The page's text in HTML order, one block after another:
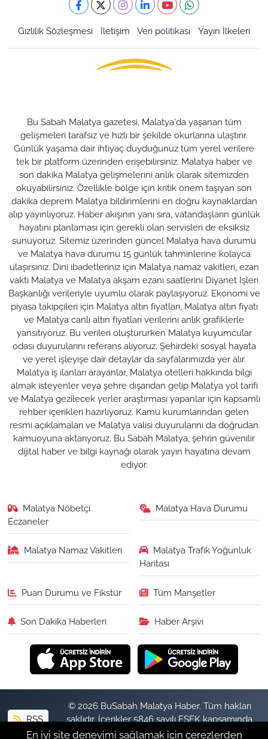
Gizlilik Sözleşmesi İletişim Veri politikası Yayın İlkeleri
Bu Sabah Malatya gazetesi, Malatya'da yaşanan tüm
gelişmeleri tarafsız ve hızlı bir şekilde okurlarına ulaştırır.
Günlük yaşama dair ihtiyaç duyduğunuz tüm yerel verilere
tek bir platform üzerinden erişebilirsiniz. Malatya haber ve
son dakika Malatya gelişmelerini anlık olarak sitemizden
okuyabilirsiniz. Özellikle bölge için kritik önem taşıyan son
dakika deprem Malatya bildirimlerini en doğru kaynaklardan
alıp yayınlıyoruz. Haber akışının yanı sıra, vatandaşların günlük
hayatını planlaması için gerekli olan servisleri de eksiksiz
sunuyoruz. Sitemiz üzerinden güncel Malatya hava durumu
ve Malatya hava durumu 15 günlük tahminlerine kolayca
ulaşırsınız. Dini ibadetleriniz için Malatya namaz vakitleri, ezan
vakti Malatya ve Malatya akşam ezanı saatlerini Diyanet İşleri
Başkanlığı verileriyle uyumlu olarak paylaşıyoruz. Ekonomi ve
piyasa takipçileri için Malatya altın fiyatları, Malatya altın fiyatı
ve Malatya canlı altın fiyatları verilerini anlık grafiklerle
yansıtıyoruz. Bu verileri oluştururken Malatya kuyumcular
odası duyurularını referans alıyoruz. Şehirdeki sosyal hayata
ve yerel işleyişe dair detaylar da sayfalarımızda yer alır.
Malatya iş ilanları arayanlar, Malatya otelleri hakkında bilgi
almak isteyenler veya şehre dışarıdan gelip Malatya yol tarifi
ve Malatya gezilecek yerler araştırması yapanlar için kapsamlı
rehber içerikleri hazırlıyoruz. Kamu kurumlarından gelen
resmi açıklamaları ve Malatya valisi duyurularını da doğrudan
kamuoyuna aktarıyoruz. Bu Sabah Malatya, şehrin güvenilir
dijital haber ve bilgi kaynağı olarak yayın hayatına devam
ediyor.
Malatya Nöbetçi
Eczaneler
Malatya Hava Durumu
Malatya Namaz Vakitleri
Malatya Trafik Yoğunluk
Haritası
Puan Durumu ve Fikstür Tüm Manşetler
Son Dakika Haberleri Haber Arşivi
RSS
© 2026 BuSabah Malatya Haber. Tüm hakları
saklıdır. İçerikler 5846 sayılı FSEK kapsamında
izinsiz kopyalanamaz.
En iyi site deneyimi sağlamak için çerezlerden